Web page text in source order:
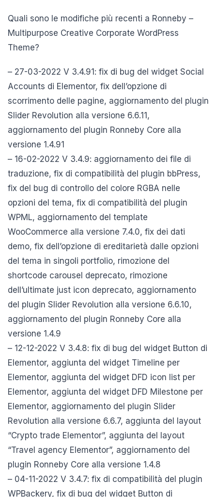
Quali sono le modifiche più recenti a Ronneby –
Multipurpose Creative Corporate WordPress
Theme?
– 27-03-2022 V 3.4.91: fix di bug del widget Social
Accounts di Elementor, fix dell’opzione di
scorrimento delle pagine, aggiornamento del plugin
Slider Revolution alla versione 6.6.11,
aggiornamento del plugin Ronneby Core alla
versione 1.4.91
– 16-02-2022 V 3.4.9: aggiornamento dei file di
traduzione, fix di compatibilità del plugin bbPress,
fix del bug di controllo del colore RGBA nelle
opzioni del tema, fix di compatibilità del plugin
WPML, aggiornamento del template
WooCommerce alla versione 7.4.0, fix dei dati
demo, fix dell’opzione di ereditarietà dalle opzioni
del tema in singoli portfolio, rimozione del
shortcode carousel deprecato, rimozione
dell’ultimate just icon deprecato, aggiornamento
del plugin Slider Revolution alla versione 6.6.10,
aggiornamento del plugin Ronneby Core alla
versione 1.4.9
– 12-12-2022 V 3.4.8: fix di bug del widget Button di
Elementor, aggiunta del widget Timeline per
Elementor, aggiunta del widget DFD icon list per
Elementor, aggiunta del widget DFD Milestone per
Elementor, aggiornamento del plugin Slider
Revolution alla versione 6.6.7, aggiunta del layout
“Crypto trade Elementor”, aggiunta del layout
“Travel agency Elementor”, aggiornamento del
plugin Ronneby Core alla versione 1.4.8
– 04-11-2022 V 3.4.7: fix di compatibilità del plugin
WPBackery, fix di bug del widget Button di